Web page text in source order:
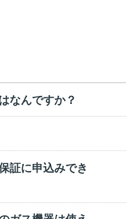
なんですか？
証に申込みでき